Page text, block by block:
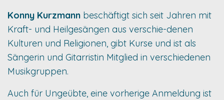
Konny Kurzmann beschäftigt sich seit Jahren mit
Kraft- und Heilgesängen aus verschie-denen
Kulturen und Religionen, gibt Kurse und ist als
Sängerin und Gitarristin Mitglied in verschiedenen
Musikgruppen.
Auch für Ungeübte, eine vorherige Anmeldung ist